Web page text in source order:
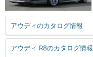
アウディのカタログ情報
アウディ R8のカタログ情報